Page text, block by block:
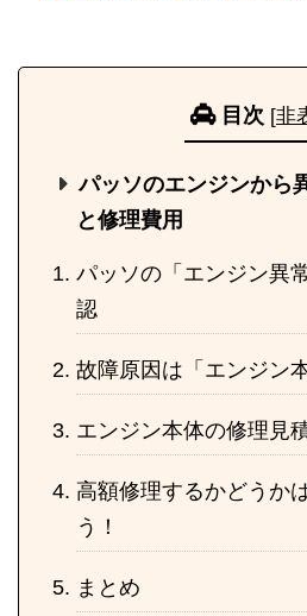
目次 [非
パッソのエンジンから
と修理費用
パッソの「エンジン異
認
故障原因は「エンジン本
エンジン本体の修理見
高額修理するかどうか
う！
まとめ